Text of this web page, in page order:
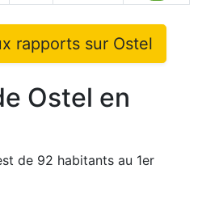
rapports sur Ostel
Ostel en
de 92 habitants au 1er